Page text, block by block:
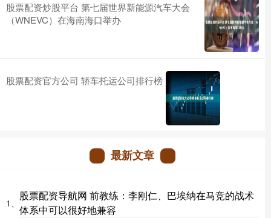
股票配资炒股平台 第七届世界新能源汽车大会
（WNEVC）在海南海口举办
股票配资官方公司 轿车托运公司排行榜
最新文章
1、
股票配资导航网 前教练：李刚仁、巴埃纳在马竞的战术
体系中可以很好地兼容